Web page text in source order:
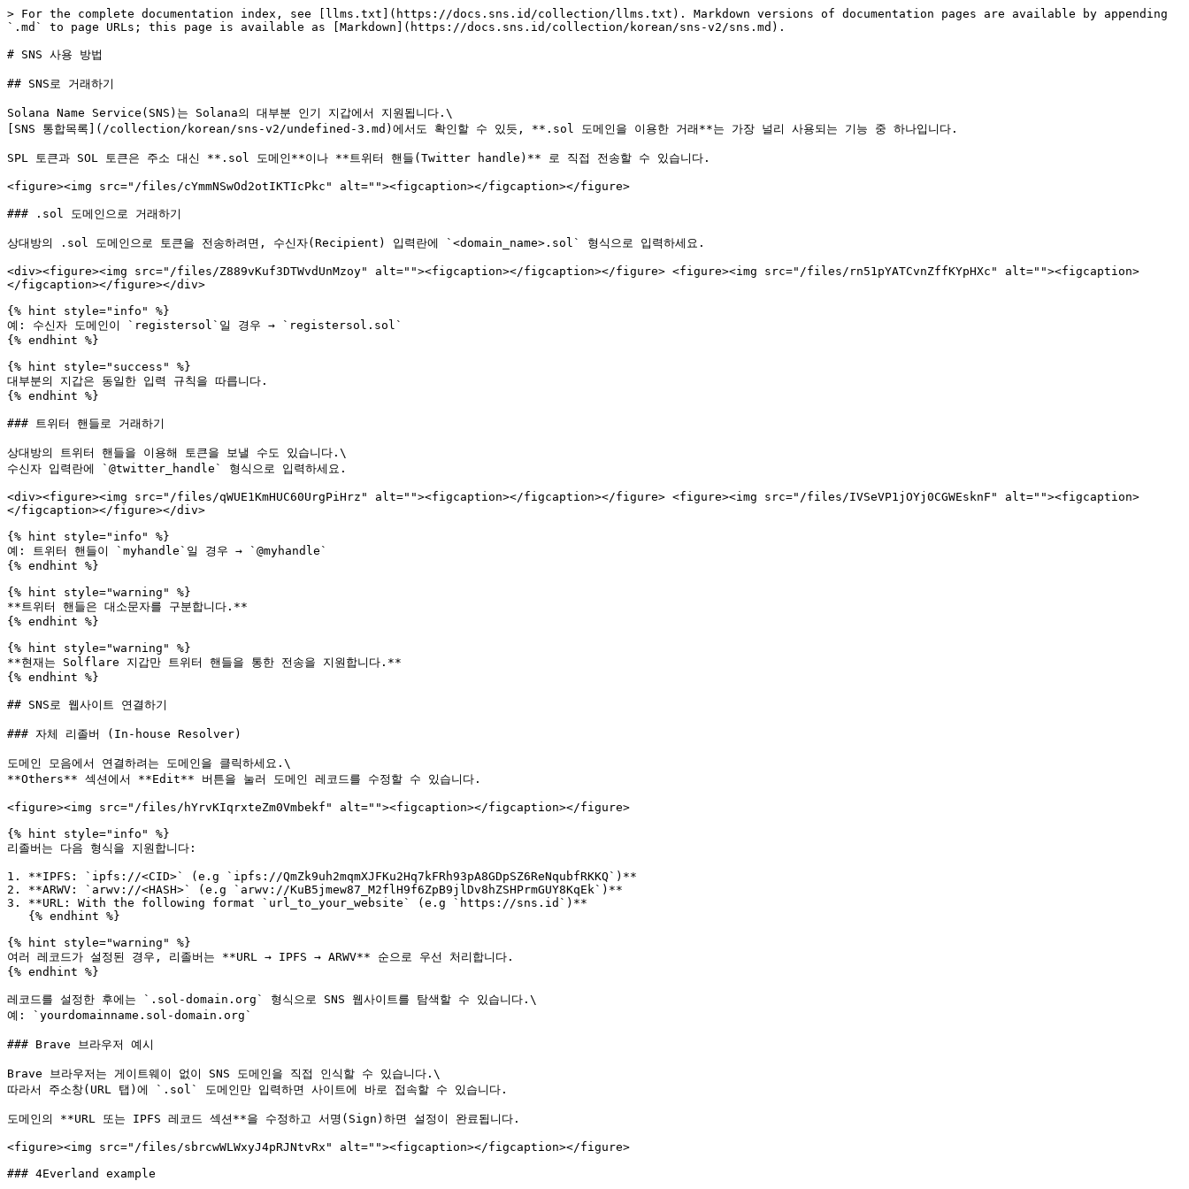
> For the complete documentation index, see [llms.txt](https://docs.sns.id/collection/llms.txt). Markdown versions of documentation pages are available by appending
`.md` to page URLs; this page is available as [Markdown](https://docs.sns.id/collection/korean/sns-v2/sns.md).
# SNS 사용 방법
## SNS로 거래하기
Solana Name Service(SNS)는 Solana의 대부분 인기 지갑에서 지원됩니다.\
[SNS 통합목록](/collection/korean/sns-v2/undefined-3.md)에서도 확인할 수 있듯, **.sol 도메인을 이용한 거래**는 가장 널리 사용되는 기능 중 하나입니다.
SPL 토큰과 SOL 토큰은 주소 대신 **.sol 도메인**이나 **트위터 핸들(Twitter handle)** 로 직접 전송할 수 있습니다.
<figure><img src="/files/cYmmNSwOd2otIKTIcPkc" alt=""><figcaption></figcaption></figure>
### .sol 도메인으로 거래하기
상대방의 .sol 도메인으로 토큰을 전송하려면, 수신자(Recipient) 입력란에 `<domain_name>.sol` 형식으로 입력하세요.
<div><figure><img src="/files/Z889vKuf3DTWvdUnMzoy" alt=""><figcaption></figcaption></figure> <figure><img src="/files/rn51pYATCvnZffKYpHXc" alt=""><figcaption>
</figcaption></figure></div>
{% hint style="info" %}
예: 수신자 도메인이 `registersol`일 경우 → `registersol.sol`
{% endhint %}
{% hint style="success" %}
대부분의 지갑은 동일한 입력 규칙을 따릅니다.
{% endhint %}
### 트위터 핸들로 거래하기
상대방의 트위터 핸들을 이용해 토큰을 보낼 수도 있습니다.\
수신자 입력란에 `@twitter_handle` 형식으로 입력하세요.
<div><figure><img src="/files/qWUE1KmHUC60UrgPiHrz" alt=""><figcaption></figcaption></figure> <figure><img src="/files/IVSeVP1jOYj0CGWEsknF" alt=""><figcaption>
</figcaption></figure></div>
{% hint style="info" %}
예: 트위터 핸들이 `myhandle`일 경우 → `@myhandle`
{% endhint %}
{% hint style="warning" %}
**트위터 핸들은 대소문자를 구분합니다.**
{% endhint %}
{% hint style="warning" %}
**현재는 Solflare 지갑만 트위터 핸들을 통한 전송을 지원합니다.**
{% endhint %}
## SNS로 웹사이트 연결하기
### 자체 리졸버 (In-house Resolver)
도메인 모음에서 연결하려는 도메인을 클릭하세요.\
**Others** 섹션에서 **Edit** 버튼을 눌러 도메인 레코드를 수정할 수 있습니다.
<figure><img src="/files/hYrvKIqrxteZm0Vmbekf" alt=""><figcaption></figcaption></figure>
{% hint style="info" %}
리졸버는 다음 형식을 지원합니다:
1. **IPFS: `ipfs://<CID>` (e.g `ipfs://QmZk9uh2mqmXJFKu2Hq7kFRh93pA8GDpSZ6ReNqubfRKKQ`)**
2. **ARWV: `arwv://<HASH>` (e.g `arwv://KuB5jmew87_M2flH9f6ZpB9jlDv8hZSHPrmGUY8KqEk`)**
3. **URL: With the following format `url_to_your_website` (e.g `https://sns.id`)**
{% hint style="warning" %}
여러 레코드가 설정된 경우, 리졸버는 **URL → IPFS → ARWV** 순으로 우선 처리합니다.
{% endhint %}
레코드를 설정한 후에는 `.sol-domain.org` 형식으로 SNS 웹사이트를 탐색할 수 있습니다.\
예: `yourdomainname.sol-domain.org`
### Brave 브라우저 예시
Brave 브라우저는 게이트웨이 없이 SNS 도메인을 직접 인식할 수 있습니다.\
따라서 주소창(URL 탭)에 `.sol` 도메인만 입력하면 사이트에 바로 접속할 수 있습니다.
도메인의 **URL 또는 IPFS 레코드 섹션**을 수정하고 서명(Sign)하면 설정이 완료됩니다.
<figure><img src="/files/sbrcwWLWxyJ4pRJNtvRx" alt=""><figcaption></figcaption></figure>
### 4Everland example